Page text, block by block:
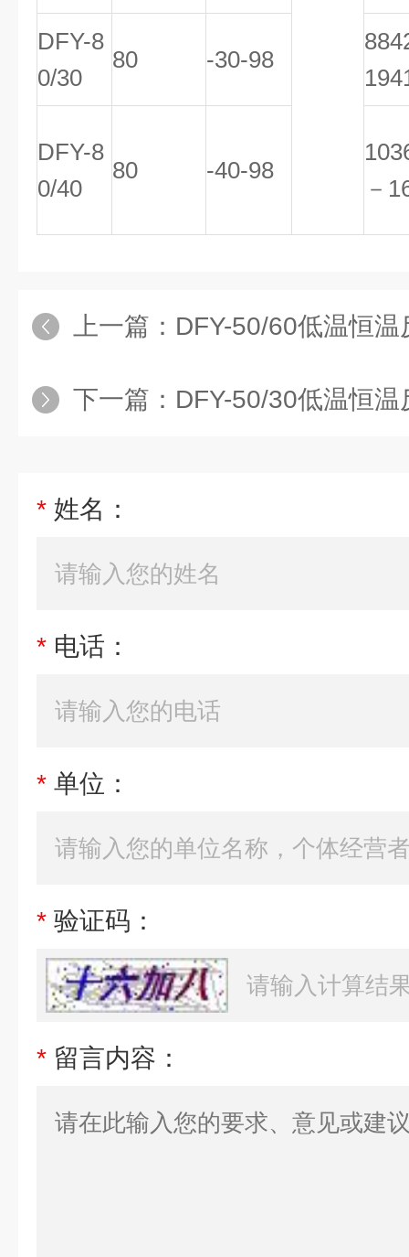
DFY-8
0/30
80 -30-98
DFY-8
0/40
80 -40-98
－
上一篇： DFY-50/60低温恒
下一篇： DFY-50/30低温恒温反
* 姓名：
* 电话：
* 单位：
* 验证码：
* 留言内容：